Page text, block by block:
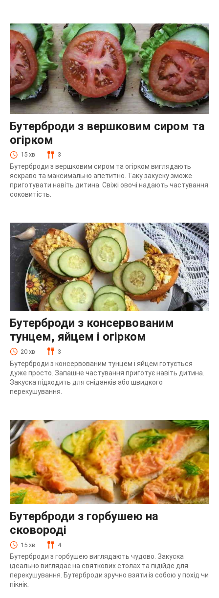
Бутерброди з вершковим сиром та
огірком
15 хв 3
Бутерброди з вершковим сиром та огірком виглядають
яскраво та максимально апетитно. Таку закуску зможе
приготувати навіть дитина. Свіжі овочі надають частування
соковитість.
Бутерброди з консервованим
тунцем, яйцем і огірком
20 хв 3
Бутерброди з консервованим тунцем і яйцем готується
дуже просто. Запашне частування приготує навіть дитина.
Закуска підходить для сніданків або швидкого
перекушування.
Бутерброди з горбушею на
сковороді
15 хв 4
Бутерброди з горбушею виглядають чудово. Закуска
ідеально виглядає на святкових столах та підійде для
перекушування. Бутерброди зручно взяти із собою у похід чи
пікнік.